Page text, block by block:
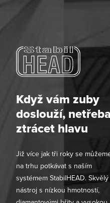
Okna jsou
ně máme
nástrojové řešení
i s výrobci plastových oken,
vyrábí jak frézy, tak svařovací
příložky pro profily předních
světových firem.